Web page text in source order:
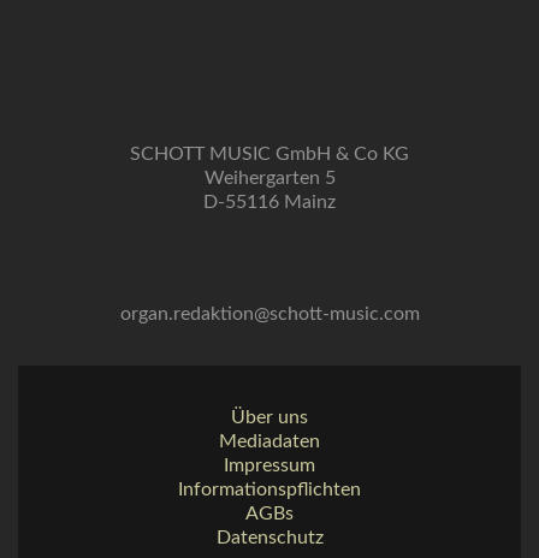
SCHOTT MUSIC GmbH & Co KG
Weihergarten 5
D-55116 Mainz
organ.redaktion@schott-music.com
Über uns
Mediadaten
Impressum
Informationspflichten
AGBs
Datenschutz